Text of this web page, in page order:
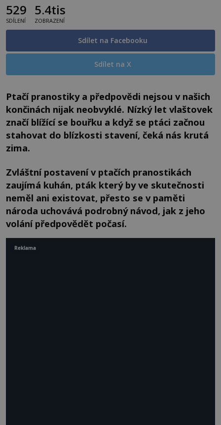
529
SDÍLENÍ
5.4tis
ZOBRAZENÍ
Sdílet na Facebooku
Sdílet na X
Ptačí pranostiky a předpovědi nejsou v našich
končinách nijak neobvyklé. Nízký let vlaštovek
značí blížící se bouřku a když se ptáci začnou
stahovat do blízkosti stavení, čeká nás krutá
zima.
Zvláštní postavení v ptačích pranostikách
zaujímá kuhán, pták který by ve skutečnosti
neměl ani existovat, přesto se v paměti
národa uchovává podrobný návod, jak z jeho
volání předpovědět počasí.
Reklama